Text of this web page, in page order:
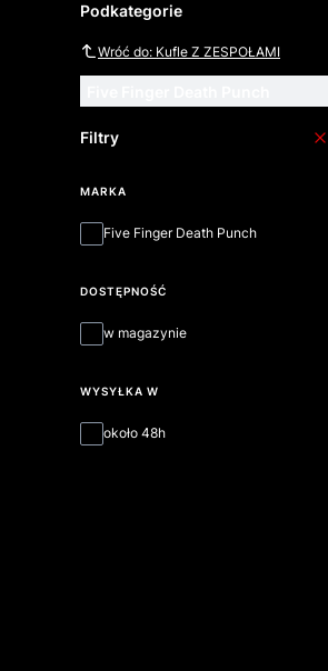
Podkategorie
Wróć do: Kufle Z ZESPOŁAMI
Filtry
MARKA
MarkaFive Finger Death Punch
DOSTĘPNOŚĆ
Dostępność
w magazynie
WYSYŁKA W
Wysyłka w
około 48h